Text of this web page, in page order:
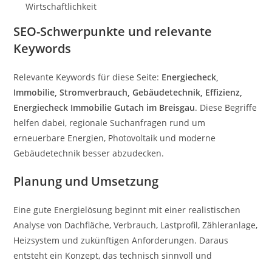
Wirtschaftlichkeit
SEO-Schwerpunkte und relevante
Keywords
Relevante Keywords für diese Seite: Energiecheck,
Immobilie, Stromverbrauch, Gebäudetechnik, Effizienz,
Energiecheck Immobilie Gutach im Breisgau. Diese Begriffe
helfen dabei, regionale Suchanfragen rund um
erneuerbare Energien, Photovoltaik und moderne
Gebäudetechnik besser abzudecken.
Planung und Umsetzung
Eine gute Energielösung beginnt mit einer realistischen
Analyse von Dachfläche, Verbrauch, Lastprofil, Zähleranlage,
Heizsystem und zukünftigen Anforderungen. Daraus
entsteht ein Konzept, das technisch sinnvoll und